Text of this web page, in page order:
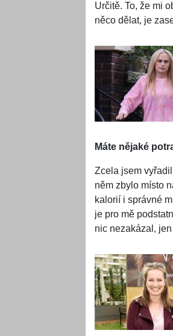
Určitě. To, že mi
něco dělat, je
Máte nějaké
Zcela jsem
něm zbylo místo
kalorií i správné
je pro mě
nic nezakázal,